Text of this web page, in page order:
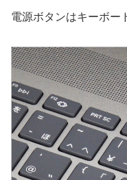
電源ボタンはキーボー